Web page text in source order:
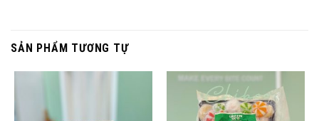
SẢN PHẨM TƯƠNG TỰ